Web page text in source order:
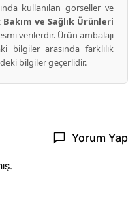
kullanılan görseller ve
ve Sağlık Ürünleri
verilerdir. Ürün ambalajı
bilgiler arasında farklılık
bilgiler geçerlidir.
Yorum Yap